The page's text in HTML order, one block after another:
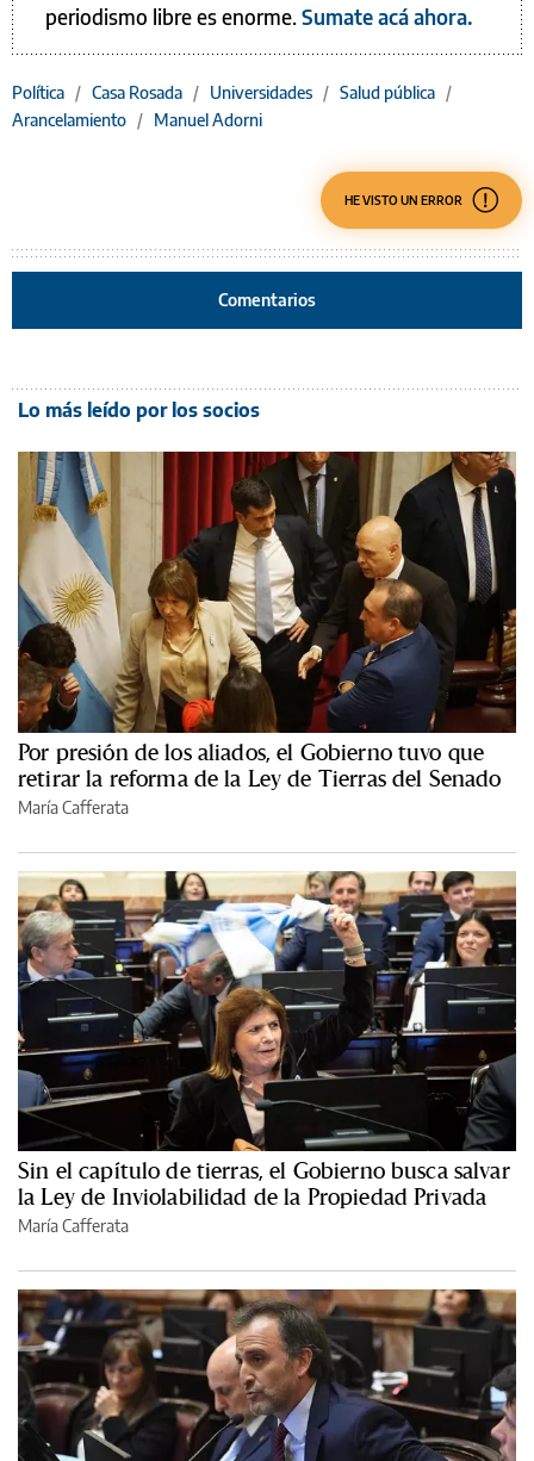
periodismo libre es enorme.Sumate acá ahora.
Política / Casa Rosada / Universidades / Salud pública /
Arancelamiento / Manuel Adorni
HE VISTO UN ERROR
Comentarios
Lo más leído por los socios
Por presión de los aliados, el Gobierno tuvo que
retirar la reforma de la Ley de Tierras del Senado
María Cafferata
Sin el capítulo de tierras, el Gobierno busca salvar
la Ley de Inviolabilidad de la Propiedad Privada
María Cafferata